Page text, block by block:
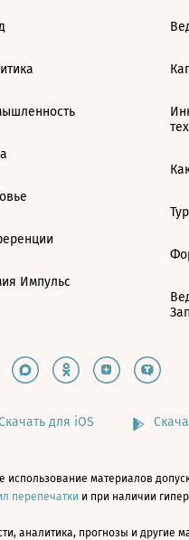
Импульс
для iOS
использование материалов
перепечатки и при наличии
аналитика, прогнозы и другие